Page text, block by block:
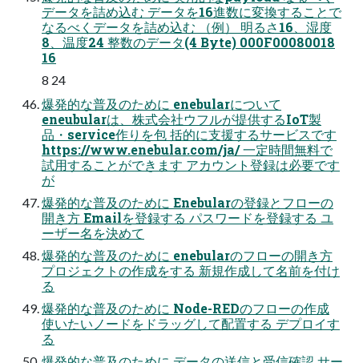
データを詰め込む データを16進数に変換することで
なるべくデータを詰め込む （例） 明るさ16、湿度
8、温度24 整数のデータ(4 Byte) 000F00080018
16
8 24
爆発的な普及のために enebularについて
eneubularは、株式会社ウフルが提供するIoT製
品・service作りを包 括的に支援するサービスです
https://www.enebular.com/ja/ 一定時間無料で
試用することができます アカウント登録は必要です
が
爆発的な普及のために Enebularの登録とフローの
開き方 Emailを登録する パスワードを登録する ユ
ーザー名を決めて
爆発的な普及のために enebularのフローの開き方
プロジェクトの作成をする 新規作成して名前を付け
る
爆発的な普及のために Node-REDのフローの作成
使いたいノードをドラッグして配置する デプロイす
る